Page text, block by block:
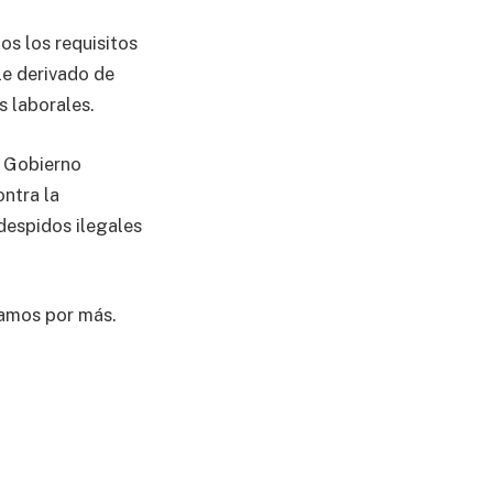
los requisitos
derivado de
laborales.
la
ilegales
por más.